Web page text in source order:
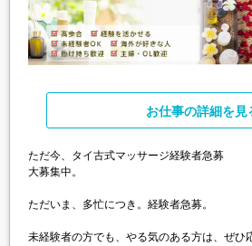
お仕事の詳細を見
ただ今、タイ古式マッサージ経験者急募
大募集中。
ただいま、多忙につき。経験者急募。
未経験者の方でも、やる気のある方は、ぜひ